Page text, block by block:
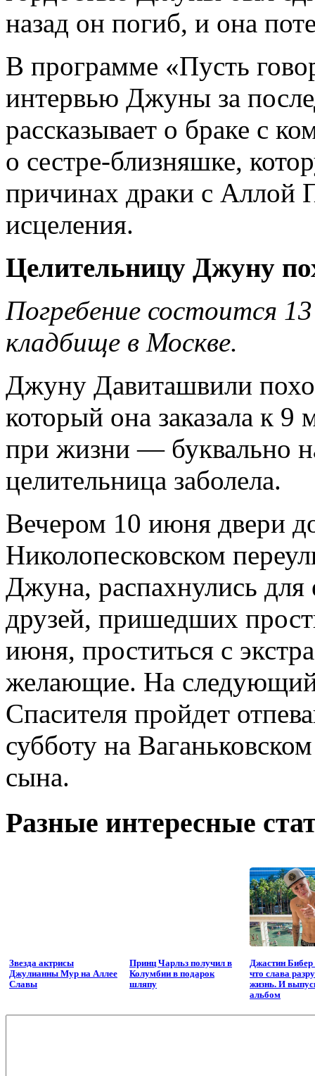
назад он погиб, и она
В программе «Пусть
интервью Джуны за
рассказывает о браке с
о сестре-близняшке,
причинах драки с Аллой
исцеления.
Целительницу Джуну
Погребение состоится
кладбище в Москве.
Джуну Давиташвили
который она заказала к 9
при жизни — буквально
целительница заболела.
Вечером 10 июня двери
Николопесковском
Джуна, распахнулись для
друзей, пришедших
июня, проститься с
желающие. На
Спасителя пройдет
субботу на
сына.
Разные интересные
Звезда актрисы
Джулианны Мур на Аллее
Славы
Принц Чарльз получил в
Колумбии в подарок
шляпу
Джастин Бибер
что слава
жизнь. И
альбом